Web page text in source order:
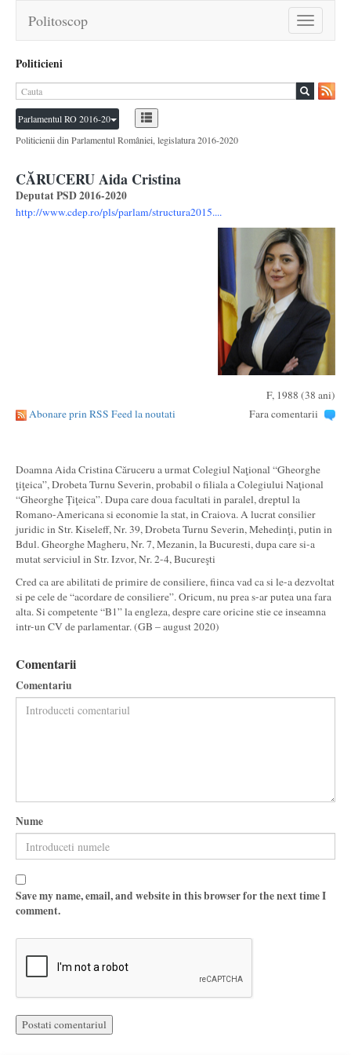
Toggle
navigation
Politoscop
Politicieni
Parlamentul RO 2016-20
Politicienii din Parlamentul României, legislatura 2016-2020
CĂRUCERU Aida Cristina
Deputat PSD 2016-2020
http://www.cdep.ro/pls/parlam/structura2015....
F, 1988 (38 ani)
Abonare prin RSS Feed la noutati
Fara comentarii
Doamna Aida Cristina Căruceru a urmat Colegiul Naţional “Gheorghe
ţiţeica”, Drobeta Turnu Severin, probabil o filiala a Colegiului Naţional
“Gheorghe Țiţeica”. Dupa care doua facultati in paralel, dreptul la
Romano-Americana si economie la stat, in Craiova. A lucrat consilier
juridic in Str. Kiseleff, Nr. 39, Drobeta Turnu Severin, Mehedinţi, putin in
Bdul. Gheorghe Magheru, Nr. 7, Mezanin, la Bucuresti, dupa care si-a
mutat serviciul in Str. Izvor, Nr. 2-4, Bucureşti
Cred ca are abilitati de primire de consiliere, fiinca vad ca si le-a dezvoltat
si pe cele de “acordare de consiliere”. Oricum, nu prea s-ar putea una fara
alta. Si competente “B1” la engleza, despre care oricine stie ce inseamna
intr-un CV de parlamentar. (GB – august 2020)
Comentarii
Comentariu
Nume
Save my name, email, and website in this browser for the next time I
comment.